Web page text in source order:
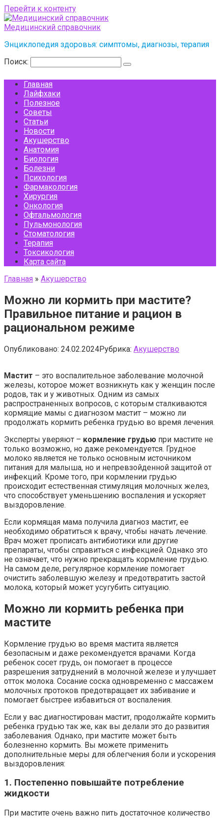
Перейти к контенту
Медицинский справочник
Энциклопедия здоровья: симптомы, диагнозы, терапия
Поиск:
Главная
Лайфхаки
Полезное
Советы
Статьи
Новости
Акушерство
Анатомия
Биология
Болезни
Психология
Фармакология
Хирургия
Онкология
Офтальмология
Пульмонология
Стоматология
Терапия
Токсикология
Карта сайта
Главная » Акушерство
Можно ли кормить при мастите?
Правильное питание и рацион в
рациональном режиме
Опубликовано: 24.02.2024Рубрика: Акушерство
Мастит – это воспалительное заболевание молочной
железы, которое может возникнуть как у женщин после
родов, так и у животных. Одним из самых
распространенных вопросов, с которым сталкиваются
кормящие мамы с диагнозом мастит – можно ли
продолжать кормить ребенка грудью во время лечения.
Эксперты уверяют – кормление грудью при мастите не
только возможно, но даже рекомендуется. Грудное
молоко является не только основным источником
питания для малыша, но и непревзойденной защитой от
инфекций. Кроме того, при кормлении грудью
происходит естественная стимуляция молочных желез,
что способствует уменьшению воспаления и ускоряет
выздоровление.
Если кормящая мама получила диагноз мастит, ее
необходимо обратиться к врачу, чтобы начать лечение.
Врач может прописать антибиотики или другие
препараты, чтобы справиться с инфекцией. Однако это
не означает, что нужно прекращать кормление грудью.
На самом деле, регулярное кормление помогает
очистить заболевшую железу и предотвратить застой
молока, который может усугубить ситуацию.
Можно ли кормить ребенка при
мастите
Кормление грудью во время мастита является
безопасным и даже рекомендуется врачами. Когда
ребенок сосет грудь, он помогает в процессе
разрешения затруднений в молочной железе и улучшает
отток молока. Сосание соска одновременно с массажем
молочных протоков предотвращает их забивание и
помогает быстрее избавиться от воспаления.
Если у вас диагностирован мастит, продолжайте кормить
ребенка грудью так же, как вы делали это до развития
заболевания. Однако, при мастите может быть
болезненно кормить. Вы можете применить
дополнительные меры для облегчения боли и ускорения
выздоровления:
1. Постепенно повышайте потребление
жидкости
При мастите очень важно пить достаточное количество